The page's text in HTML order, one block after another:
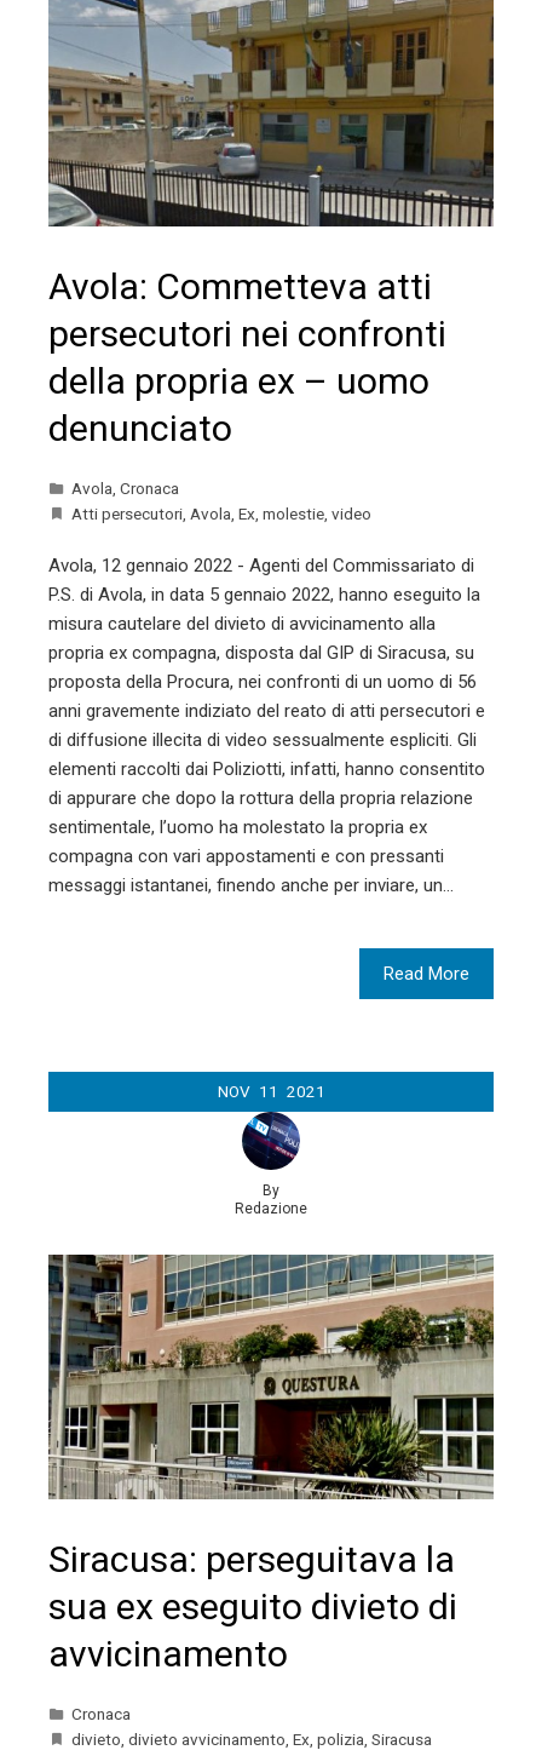
Avola: Commetteva atti
persecutori nei confronti
della propria ex – uomo
denunciato
Avola Cronaca
Atti persecutori Avola Ex molestie video
Avola, 12 gennaio 2022 - Agenti del Commissariato di
P.S. di Avola, in data 5 gennaio 2022, hanno eseguito la
misura cautelare del divieto di avvicinamento alla
propria ex compagna, disposta dal GIP di Siracusa, su
proposta della Procura, nei confronti di un uomo di 56
anni gravemente indiziato del reato di atti persecutori e
di diffusione illecita di video sessualmente espliciti. Gli
elementi raccolti dai Poliziotti, infatti, hanno consentito
di appurare che dopo la rottura della propria relazione
sentimentale, l’uomo ha molestato la propria ex
compagna con vari appostamenti e con pressanti
messaggi istantanei, finendo anche per inviare, un…
Read More
NOV 11 2021
By
Redazione
Siracusa: perseguitava la
sua ex eseguito divieto di
avvicinamento
Cronaca
divieto divieto avvicinamento Ex polizia Siracusa